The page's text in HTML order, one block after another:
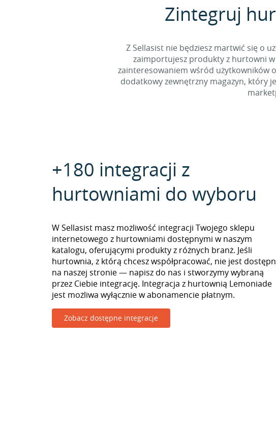
Zintegruj
Z Sellasist nie będziesz martwić się o
zaimportujesz produkty z hurtowni
zainteresowaniem wśród użytkowników
dodatkowy zewnętrzny magazyn, który
+180 integracji z
hurtowniami do wyboru
W Sellasist masz możliwość integracji Twojego sklepu
internetowego z hurtowniami dostępnymi w naszym
katalogu, oferującymi produkty z różnych branż. Jeśli
hurtownia, z którą chcesz współpracować, nie jest
na naszej stronie — napisz do nas i stworzymy wybraną
przez Ciebie integrację. Integracja z hurtownią Lemoniade
jest możliwa wyłącznie w abonamencie płatnym.
Zobacz dostępne integracje